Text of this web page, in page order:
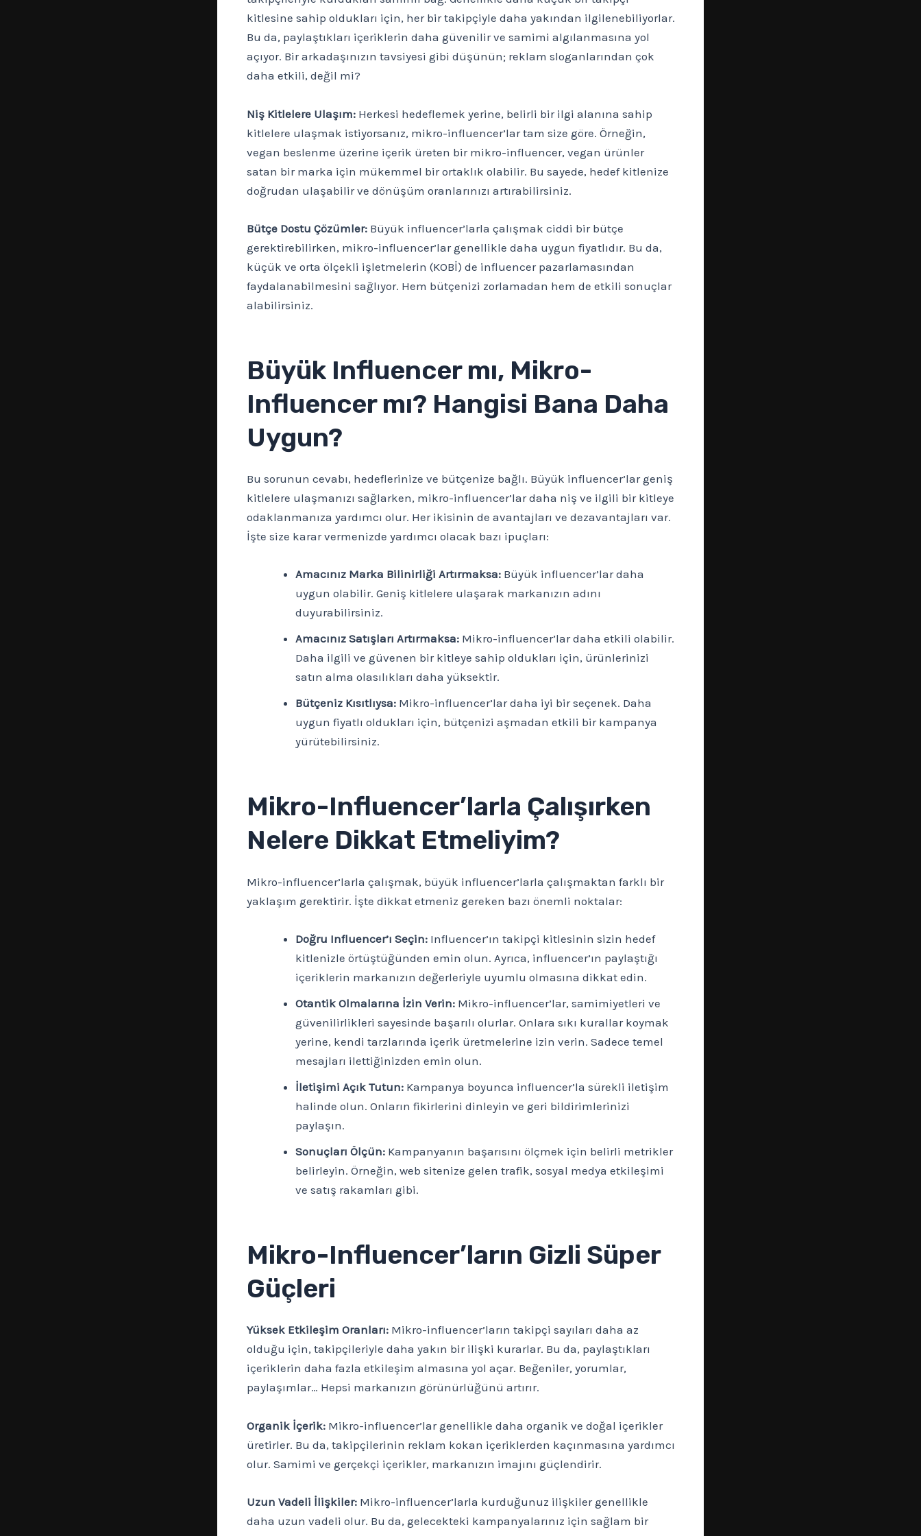
kitlesine sahip oldukları için, her bir takipçiyle daha yakından ilgilenebiliyorlar.
Bu da, paylaştıkları içeriklerin daha güvenilir ve samimi algılanmasına yol
açıyor. Bir arkadaşınızın tavsiyesi gibi düşünün; reklam sloganlarından çok
daha etkili, değil mi?
Niş Kitlelere Ulaşım:Herkesi hedeflemek yerine, belirli bir ilgi alanına sahip
kitlelere ulaşmak istiyorsanız, mikro-influencer’lar tam size göre. Örneğin,
vegan beslenme üzerine içerik üreten bir mikro-influencer, vegan ürünler
satan bir marka için mükemmel bir ortaklık olabilir. Bu sayede, hedef kitlenize
doğrudan ulaşabilir ve dönüşüm oranlarınızı artırabilirsiniz.
Bütçe Dostu Çözümler:Büyük influencer’larla çalışmak ciddi bir bütçe
gerektirebilirken, mikro-influencer’lar genellikle daha uygun fiyatlıdır. Bu da,
küçük ve orta ölçekli işletmelerin (KOBİ) de influencer pazarlamasından
faydalanabilmesini sağlıyor. Hem bütçenizi zorlamadan hem de etkili sonuçlar
alabilirsiniz.
Büyük Influencer mı, Mikro-
Influencer mı? Hangisi Bana Daha
Uygun?
Bu sorunun cevabı, hedeflerinize ve bütçenize bağlı. Büyük influencer’lar geniş
kitlelere ulaşmanızı sağlarken, mikro-influencer’lar daha niş ve ilgili bir kitleye
odaklanmanıza yardımcı olur. Her ikisinin de avantajları ve dezavantajları var.
İşte size karar vermenizde yardımcı olacak bazı ipuçları:
Amacınız Marka Bilinirliği Artırmaksa:Büyük influencer’lar daha
uygun olabilir. Geniş kitlelere ulaşarak markanızın adını
duyurabilirsiniz.
Amacınız Satışları Artırmaksa:Mikro-influencer’lar daha etkili olabilir.
Daha ilgili ve güvenen bir kitleye sahip oldukları için, ürünlerinizi
satın alma olasılıkları daha yüksektir.
Bütçeniz Kısıtlıysa:Mikro-influencer’lar daha iyi bir seçenek. Daha
uygun fiyatlı oldukları için, bütçenizi aşmadan etkili bir kampanya
yürütebilirsiniz.
Mikro-Influencer’larla Çalışırken
Nelere Dikkat Etmeliyim?
Mikro-influencer’larla çalışmak, büyük influencer’larla çalışmaktan farklı bir
yaklaşım gerektirir. İşte dikkat etmeniz gereken bazı önemli noktalar:
Doğru Influencer’ı Seçin:Influencer’ın takipçi kitlesinin sizin hedef
kitlenizle örtüştüğünden emin olun. Ayrıca, influencer’ın paylaştığı
içeriklerin markanızın değerleriyle uyumlu olmasına dikkat edin.
Otantik Olmalarına İzin Verin:Mikro-influencer’lar, samimiyetleri ve
güvenilirlikleri sayesinde başarılı olurlar. Onlara sıkı kurallar koymak
yerine, kendi tarzlarında içerik üretmelerine izin verin. Sadece temel
mesajları ilettiğinizden emin olun.
İletişimi Açık Tutun:Kampanya boyunca influencer’la sürekli iletişim
halinde olun. Onların fikirlerini dinleyin ve geri bildirimlerinizi
paylaşın.
Sonuçları Ölçün:Kampanyanın başarısını ölçmek için belirli metrikler
belirleyin. Örneğin, web sitenize gelen trafik, sosyal medya etkileşimi
ve satış rakamları gibi.
Mikro-Influencer’ların Gizli Süper
Güçleri
Yüksek Etkileşim Oranları:Mikro-influencer’ların takipçi sayıları daha az
olduğu için, takipçileriyle daha yakın bir ilişki kurarlar. Bu da, paylaştıkları
içeriklerin daha fazla etkileşim almasına yol açar. Beğeniler, yorumlar,
paylaşımlar… Hepsi markanızın görünürlüğünü artırır.
Organik İçerik:Mikro-influencer’lar genellikle daha organik ve doğal içerikler
üretirler. Bu da, takipçilerinin reklam kokan içeriklerden kaçınmasına yardımcı
olur. Samimi ve gerçekçi içerikler, markanızın imajını güçlendirir.
Uzun Vadeli İlişkiler:Mikro-influencer’larla kurduğunuz ilişkiler genellikle
daha uzun vadeli olur. Bu da, gelecekteki kampanyalarınız için sağlam bir